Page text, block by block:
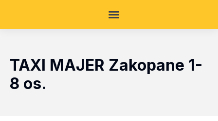
TAXI MAJER Zakopane 1-
8 os.